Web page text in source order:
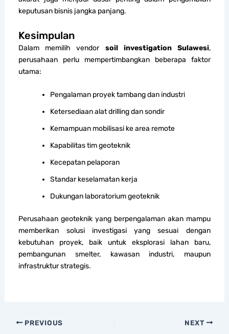
keputusan bisnis jangka panjang.
Kesimpulan
Dalam memilih vendor soil investigation Sulawesi,
perusahaan perlu mempertimbangkan beberapa faktor
utama:
Pengalaman proyek tambang dan industri
Ketersediaan alat drilling dan sondir
Kemampuan mobilisasi ke area remote
Kapabilitas tim geoteknik
Kecepatan pelaporan
Standar keselamatan kerja
Dukungan laboratorium geoteknik
Perusahaan geoteknik yang berpengalaman akan mampu
memberikan solusi investigasi yang sesuai dengan
kebutuhan proyek, baik untuk eksplorasi lahan baru,
pembangunan smelter, kawasan industri, maupun
infrastruktur strategis.
PREVIOUS NEXT